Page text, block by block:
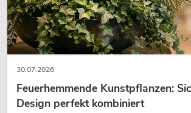
30.07.2026
Feuerhemmende Kunstpflanzen:
Design perfekt kombiniert